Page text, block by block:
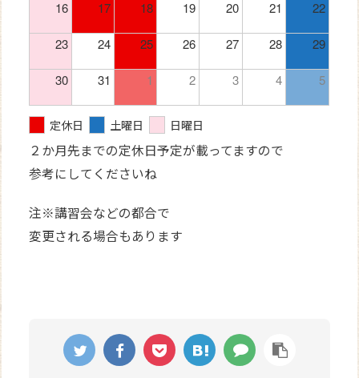
16 17 18 19 20 21 22
23 24 25 26 27 28 29
30 31 1 2 3 4 5
定休日 土曜日 日曜日
２か月先までの定休日予定が載ってますので
参考にしてくださいね
注※講習会などの都合で
変更される場合もあります